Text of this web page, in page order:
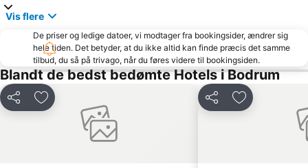
Vis flere
De priser og ledige datoer, vi modtager fra bookingsider, ændrer sig
hele tiden. Det betyder, at du ikke altid kan finde præcis det samme
tilbud, du så på trivago, når du føres videre til bookingsiden.
Blandt de bedst bedømte Hotels i Bodrum
Del Føj til favoritter Del Føj til